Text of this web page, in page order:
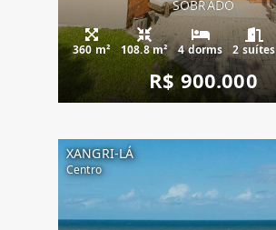
SOBRADO
360 m² 108.8 m² 4 dorms 2 suítes
R$ 900.000
XANGRI-LÁ
Centro